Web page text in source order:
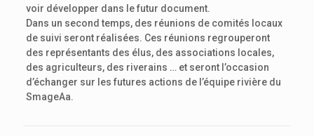
voir développer dans le futur document.
Dans un second temps, des réunions de comités locaux
de suivi seront réalisées. Ces réunions regrouperont
des représentants des élus, des associations locales,
des agriculteurs, des riverains … et seront l’occasion
d’échanger sur les futures actions de l’équipe rivière du
SmageAa.